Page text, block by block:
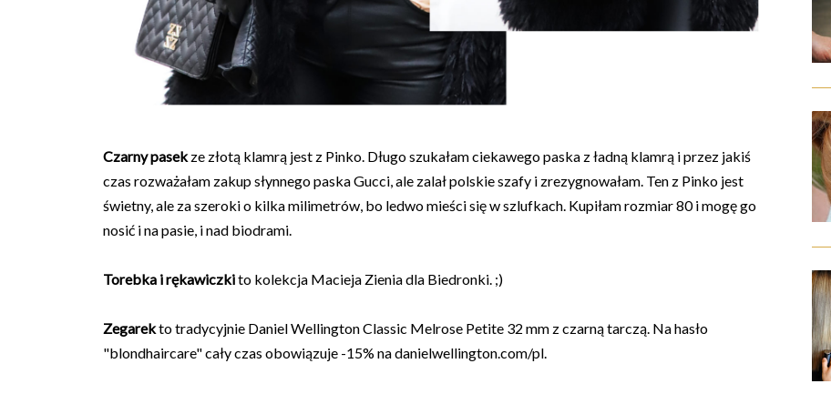
Czarny pasekze złotą klamrą jest z Pinko. Długo szukałam ciekawego paska z ładną klamrą i przez jakiś
czas rozważałam zakup słynnego paska Gucci, ale zalał polskie szafy i zrezygnowałam. Ten z Pinko jest
świetny, ale za szeroki o kilka milimetrów, bo ledwo mieści się w szlufkach. Kupiłam rozmiar 80 i mogę go
nosić i na pasie, i nad biodrami.
Torebka i rękawiczkito kolekcja Macieja Zienia dla Biedronki. ;)
Zegarekto tradycyjnie Daniel Wellington Classic Melrose Petite 32 mm z czarną tarczą. Na hasło
"blondhaircare" cały czas obowiązuje -15% na danielwellington.com/pl.